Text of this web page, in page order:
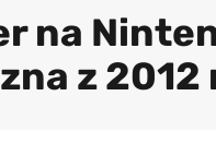
na
z 2012